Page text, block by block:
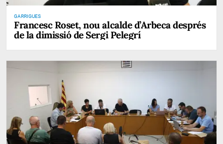
GARRIGUES
Francesc Roset, nou alcalde d’Arbeca després
de la dimissió de Sergi Pelegrí